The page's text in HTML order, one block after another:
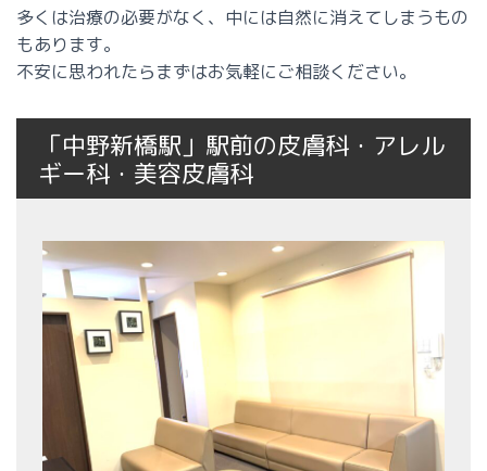
多くは治療の必要がなく、中には自然に消えてしまうもの
もあります。
不安に思われたらまずはお気軽にご相談ください。
「中野新橋駅」駅前の皮膚科・アレル
ギー科・美容皮膚科